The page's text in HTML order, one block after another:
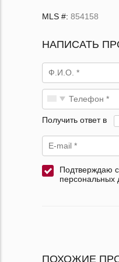
MLS #: 854158
НАПИСАТЬ
Получить ответ в
Подтверждаю
персональных
ПОХОЖИЕ